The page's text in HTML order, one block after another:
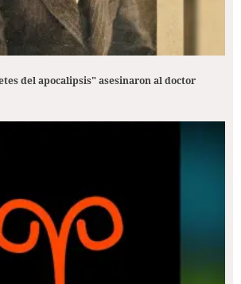
del apocalipsis" asesinaron al doctor